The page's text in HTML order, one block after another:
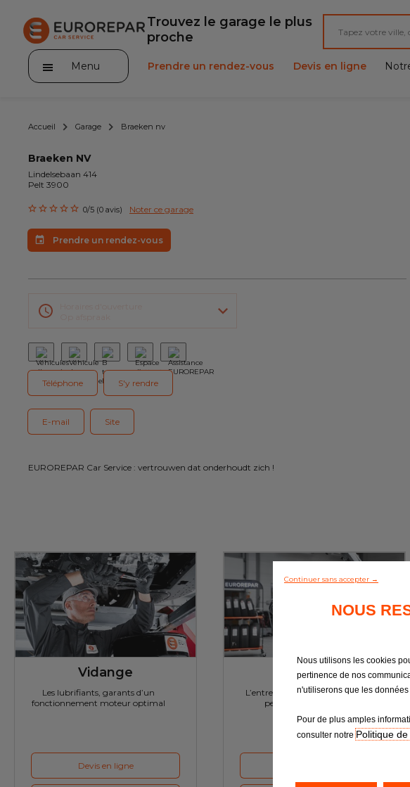
Trouvez le garage le plus
proche
Menu
Service client
Promotions
Notre actualité
Nos prestations
Prendre un rendez-vous Devis en ligne
Accueil Garage Braeken nv
Braeken NV
Lindelsebaan 414
Pelt 3900
0/5 (0 avis) Noter ce garage
Prendre un rendez-vous
Téléphone S'y rendre
E-mail Site
EUROREPAR Car Service : vertrouwen dat onderhoudt zich !
Vidange
Les lubrifiants, garants d’un
fonctionnement moteur optimal
Devis en ligne
Révision
L’entretien : la clé d’une voiture
performante et fiable
Continuer sans accepter →
NOUS
Nous utilisons les cookies
pertinence de nos
n'utiliserons que les
Pour de plus amples
consulter notrePolitique